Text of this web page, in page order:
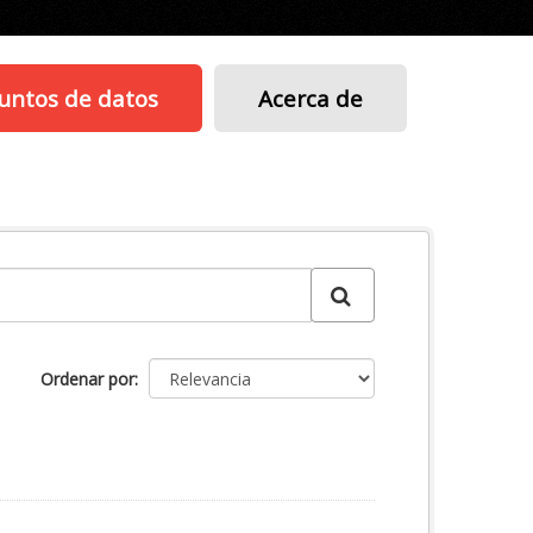
de datos Acerca de
Ordenar por